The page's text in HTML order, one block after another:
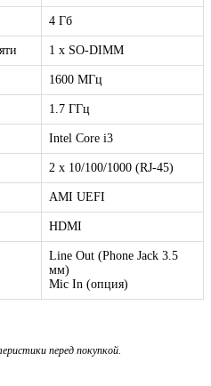
4 Гб
1 x SO-DIMM
1600 МГц
1.7 ГГц
Intel Core i3
2 х 10/100/1000 (RJ-45)
AMI UEFI
HDMI
Line Out (Phone Jack 3.5
мм)
Mic In (опция)
перед покупкой.